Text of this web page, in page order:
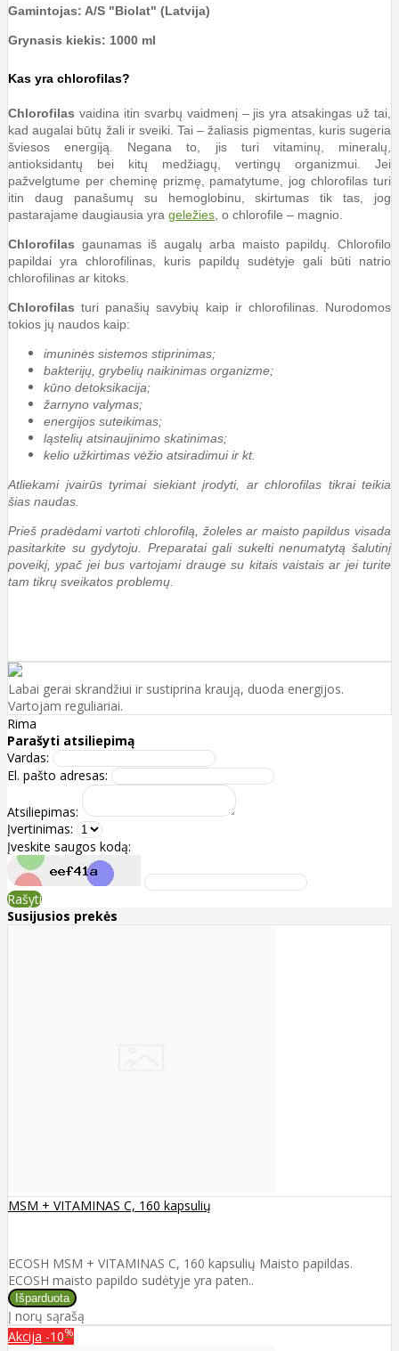
Gamintojas: A/S "Biolat" (Latvija)
Grynasis kiekis: 1000 ml
Kas yra chlorofilas?
Chlorofilas vaidina itin svarbų vaidmenį – jis yra atsakingas už tai,
kad augalai būtų žali ir sveiki. Tai – žaliasis pigmentas, kuris sugeria
šviesos energiją. Negana to, jis turi vitaminų, mineralų,
antioksidantų bei kitų medžiagų, vertingų organizmui. Jei
pažvelgtume per cheminę prizmę, pamatytume, jog chlorofilas turi
itin daug panašumų su hemoglobinu, skirtumas tik tas, jog
pastarajame daugiausia yra geležies , o chlorofile – magnio.
Chlorofilas gaunamas iš augalų arba maisto papildų. Chlorofilo
papildai yra chlorofilinas, kuris papildų sudėtyje gali būti natrio
chlorofilinas ar kitoks.
Chlorofilas turi panašių savybių kaip ir chlorofilinas. Nurodomos
tokios jų naudos kaip:
imuninės sistemos stiprinimas;
bakterijų, grybelių naikinimas organizme;
kūno detoksikacija;
žarnyno valymas;
energijos suteikimas;
ląstelių atsinaujinimo skatinimas;
kelio užkirtimas vėžio atsiradimui ir kt.
Atliekami įvairūs tyrimai siekiant įrodyti, ar chlorofilas tikrai teikia
šias naudas.
Prieš pradėdami vartoti chlorofilą, žoleles ar maisto papildus visada
pasitarkite su gydytoju. Preparatai gali sukelti nenumatytą šalutinį
poveikį, ypač jei bus vartojami drauge su kitais vaistais ar jei turite
tam tikrų sveikatos problemų.
Labai gerai skrandžiui ir sustiprina kraują, duoda energijos.
Vartojam reguliariai.
Rima
Parašyti atsiliepimą
Vardas:
El. pašto adresas:
Atsiliepimas:
Įvertinimas:
Įveskite saugos kodą:
Rašyti
Susijusios prekės
MSM + VITAMINAS C, 160 kapsulių
ECOSH MSM + VITAMINAS C, 160 kapsulių Maisto papildas.
ECOSH maisto papildo sudėtyje yra paten..
Į norų sąrašą
Akcija -10%